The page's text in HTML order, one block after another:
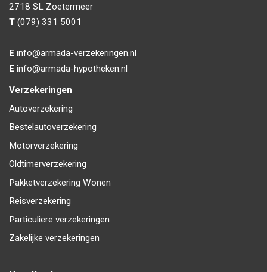
2718 SL Zoetermeer
T (079) 331 5001
E info@armada-verzekeringen.nl
E info@armada-hypotheken.nl
Verzekeringen
Autoverzekering
Bestelautoverzekering
Motorverzekering
Oldtimerverzekering
Pakketverzekering Wonen
Reisverzekering
Particuliere verzekeringen
Zakelijke verzekeringen